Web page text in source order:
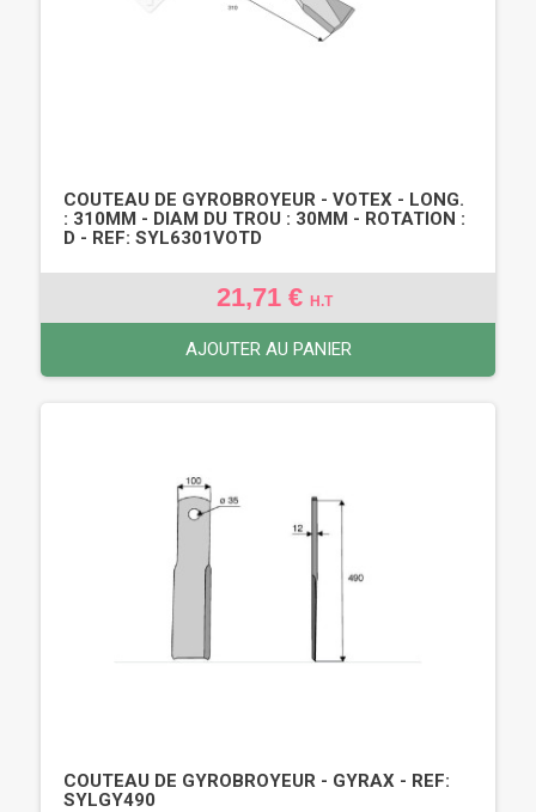
COUTEAU DE GYROBROYEUR - VOTEX - LONG.
: 310MM - DIAM DU TROU : 30MM - ROTATION :
D - REF: SYL6301VOTD
21,71 € H.T
AJOUTER AU PANIER
COUTEAU DE GYROBROYEUR - GYRAX - REF:
SYLGY490